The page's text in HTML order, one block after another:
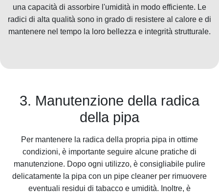
una capacità di assorbire l'umidità in modo efficiente. Le
radici di alta qualità sono in grado di resistere al calore e di
mantenere nel tempo la loro bellezza e integrità strutturale.
3. Manutenzione della radica
della pipa
Per mantenere la radica della propria pipa in ottime
condizioni, è importante seguire alcune pratiche di
manutenzione. Dopo ogni utilizzo, è consigliabile pulire
delicatamente la pipa con un pipe cleaner per rimuovere
eventuali residui di tabacco e umidità. Inoltre, è